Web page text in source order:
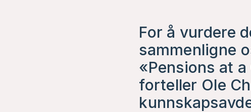
For å vurdere
sammenligne
«Pensions at
forteller Ole